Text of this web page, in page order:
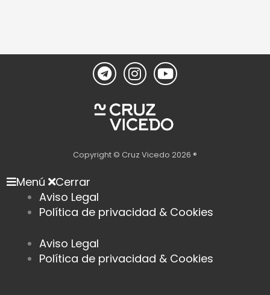
T
e
e
g
a
I
n
t
a
r
Y
o
u
e
Copyright © Cruz Vicedo 2026 ®
Menú
Cerrar
Aviso Legal
Política de privacidad & Cookies
Aviso Legal
Política de privacidad & Cookies